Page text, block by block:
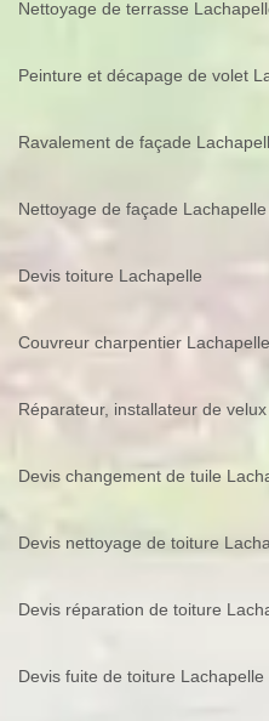
Nettoyage de terrasse
Peinture et décapage de volet
Ravalement de façade
Nettoyage de façade Lachapelle
Devis toiture Lachapelle
Couvreur charpentier Lachapelle
Réparateur, installateur de
Devis changement de tuile
Devis nettoyage de toiture
Devis réparation de toiture
Devis fuite de toiture Lachapelle